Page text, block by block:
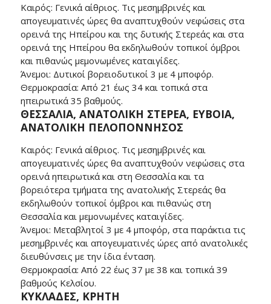
Καιρός: Γενικά αίθριος. Τις μεσημβρινές και
απογευματινές ώρες θα αναπτυχθούν νεφώσεις στα
ορεινά της Ηπείρου και της δυτικής Στερεάς και στα
ορεινά της Ηπείρου θα εκδηλωθούν τοπικοί όμβροι
και πιθανώς μεμονωμένες καταιγίδες.
Άνεμοι: Δυτικοί βορειοδυτικοί 3 με 4 μποφόρ.
Θερμοκρασία: Από 21 έως 34 και τοπικά στα
ηπειρωτικά 35 βαθμούς.
ΘΕΣΣΑΛΙΑ, ΑΝΑΤΟΛΙΚΗ ΣΤΕΡΕΑ, ΕΥΒΟΙΑ,
ΑΝΑΤΟΛΙΚΗ ΠΕΛΟΠΟΝΝΗΣΟΣ
Καιρός: Γενικά αίθριος. Τις μεσημβρινές και
απογευματινές ώρες θα αναπτυχθούν νεφώσεις στα
ορεινά ηπειρωτικά και στη Θεσσαλία και τα
βορειότερα τμήματα της ανατολικής Στερεάς θα
εκδηλωθούν τοπικοί όμβροι και πιθανώς στη
Θεσσαλία και μεμονωμένες καταιγίδες.
Άνεμοι: Μεταβλητοί 3 με 4 μποφόρ, στα παράκτια τις
μεσημβρινές και απογευματινές ώρες από ανατολικές
διευθύνσεις με την ίδια ένταση.
Θερμοκρασία: Από 22 έως 37 με 38 και τοπικά 39
βαθμούς Κελσίου.
ΚΥΚΛΑΔΕΣ, ΚΡΗΤΗ